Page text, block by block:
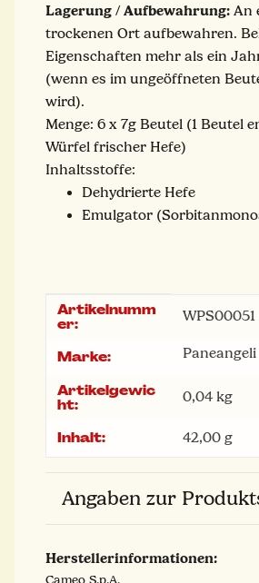
Lagerung / Aufbewahrung: An
trockenen Ort aufbewahren.
Eigenschaften mehr als ein
(wenn es im ungeöffneten
wird).
Menge: 6 x 7g Beutel (1 Beutel
Würfel frischer Hefe)
Inhaltsstoffe:
Dehydrierte Hefe
Emulgator
Produkteigenschaft
Wert
Artikelnumm
er:
WPS00051
Marke: Paneangeli
Artikelgewic
ht:
0,04 kg
Inhalt: 42,00 g
Angaben zur
Herstellerinformationen:
Cameo S.p.A.